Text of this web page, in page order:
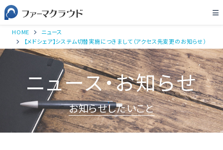
HOME
ニュース
【メドシェア】システム切替実施につきまして（アクセス先変更のお知らせ）
ニュース・お知らせ
お知らせしたいこと